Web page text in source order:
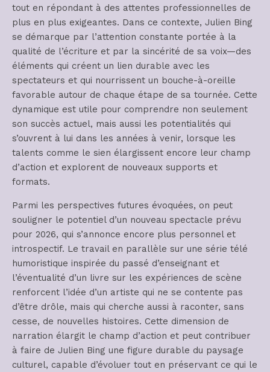
tout en répondant à des attentes professionnelles de
plus en plus exigeantes. Dans ce contexte, Julien Bing
se démarque par l’attention constante portée à la
qualité de l’écriture et par la sincérité de sa voix—des
éléments qui créent un lien durable avec les
spectateurs et qui nourrissent un bouche-à-oreille
favorable autour de chaque étape de sa tournée. Cette
dynamique est utile pour comprendre non seulement
son succès actuel, mais aussi les potentialités qui
s’ouvrent à lui dans les années à venir, lorsque les
talents comme le sien élargissent encore leur champ
d’action et explorent de nouveaux supports et
formats.
Parmi les perspectives futures évoquées, on peut
souligner le potentiel d’un nouveau spectacle prévu
pour 2026, qui s’annonce encore plus personnel et
introspectif. Le travail en parallèle sur une série télé
humoristique inspirée du passé d’enseignant et
l’éventualité d’un livre sur les expériences de scène
renforcent l’idée d’un artiste qui ne se contente pas
d’être drôle, mais qui cherche aussi à raconter, sans
cesse, de nouvelles histoires. Cette dimension de
narration élargit le champ d’action et peut contribuer
à faire de Julien Bing une figure durable du paysage
culturel, capable d’évoluer tout en préservant ce qui le